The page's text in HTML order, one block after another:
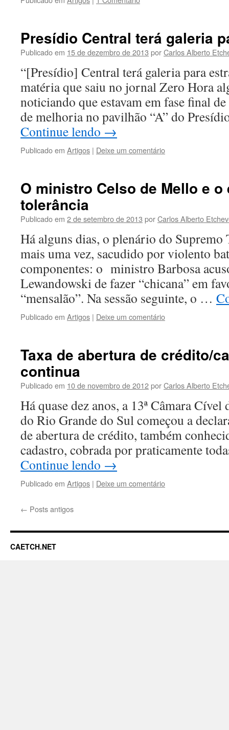
Presídio Central terá galeria
Publicado em 15 de dezembro de 2013 porCarlos Alberto
“[Presídio] Central terá galeria para
matéria que saiu no jornal Zero Hora
noticiando que estavam em fase final
de melhoria no pavilhão “A” do
Continue lendo →
Publicado em Artigos | Deixe um comentário
O ministro Celso de Mello e o
tolerância
Publicado em 2 de setembro de 2013 porCarlos Alberto
Há alguns dias, o plenário do
mais uma vez, sacudido por violento
componentes: o ministro Barbosa
Lewandowski de fazer “chicana” em
“mensalão”. Na sessão seguinte, o …
Publicado em Artigos | Deixe um comentário
Taxa de abertura de crédito/
continua
Publicado em 10 de novembro de 2012porCarlos Alberto
Há quase dez anos, a 13ª Câmara
do Rio Grande do Sul começou a
de abertura de crédito, também
cadastro, cobrada por praticamente
Continue lendo →
Publicado em Artigos | Deixe um comentário
← Posts antigos
CAETCH.NET